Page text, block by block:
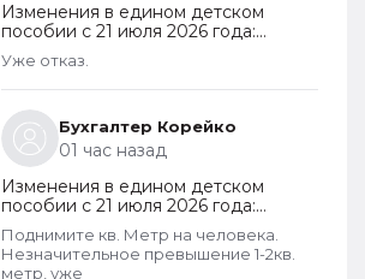
Изменения в едином детском
пособии с 21 июля 2026 года:
пересмотр правила нулевого
дохода и новый порядок
оформления пособий по месту
пребывания
Уже отказ.
Бухгалтер Корейко
01 час назад
Изменения в едином детском
пособии с 21 июля 2026 года:
пересмотр правила нулевого
дохода и новый порядок
оформления пособий по месту
Поднимите кв. Метр на человека.
Незначительное превышение 1-2кв.
метр, уже